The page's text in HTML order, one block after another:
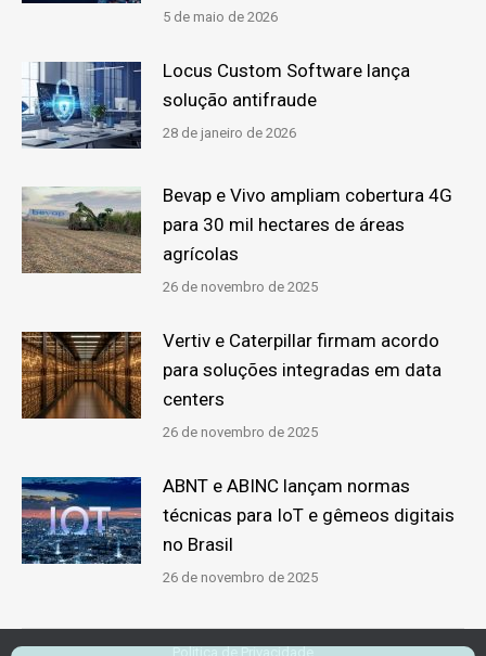
5 de maio de 2026
Locus Custom Software lança
solução antifraude
28 de janeiro de 2026
Bevap e Vivo ampliam cobertura 4G
para 30 mil hectares de áreas
agrícolas
26 de novembro de 2025
Vertiv e Caterpillar firmam acordo
para soluções integradas em data
centers
26 de novembro de 2025
ABNT e ABINC lançam normas
técnicas para IoT e gêmeos digitais
no Brasil
26 de novembro de 2025
Politica de Privacidade